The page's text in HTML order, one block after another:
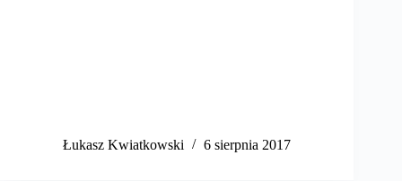
​Łukasz Kwiatkowski 6 sierpnia 2017